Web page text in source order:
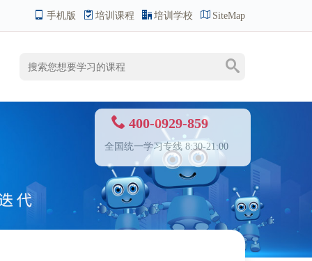
手机版 培训课程 培训学校 SiteMap
400-0929-859
全国统一学习专线 8:30-21:00